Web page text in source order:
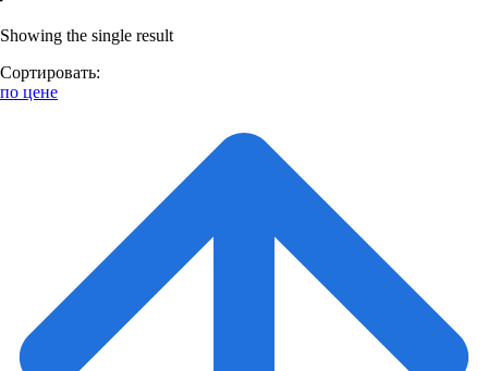
Showing the single result
Сортировать:
по цене